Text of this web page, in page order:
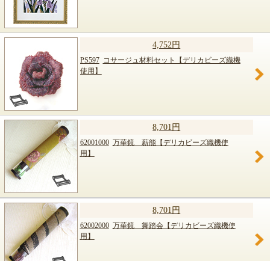
4,752円
PS597 コサージュ材料セット【デリカビーズ織機
使用】
8,701円
62001000 万華鏡 薪能【デリカビーズ織機使
用】
8,701円
62002000 万華鏡 舞踏会【デリカビーズ織機使
用】